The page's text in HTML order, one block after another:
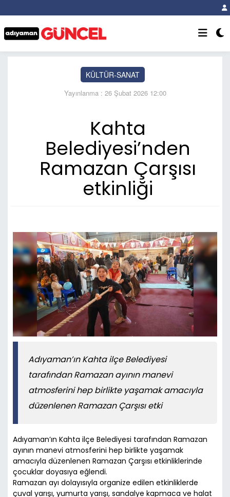
KÜLTÜR-SANAT
Yayınlanma : 26 Şubat 2026 12:00
Kahta
Belediyesi’nden
Ramazan Çarşısı
etkinliği
Adıyaman’ın Kahta ilçe Belediyesi
tarafından Ramazan ayının manevi
atmosferini hep birlikte yaşamak amacıyla
düzenlenen Ramazan Çarşısı etki
Adıyaman’ın Kahta ilçe Belediyesi tarafından Ramazan
ayının manevi atmosferini hep birlikte yaşamak
amacıyla düzenlenen Ramazan Çarşısı etkinliklerinde
çocuklar doyasıya eğlendi.
Ramazan ayı dolayısıyla organize edilen etkinliklerde
çuval yarışı, yumurta yarışı, sandalye kapmaca ve halat